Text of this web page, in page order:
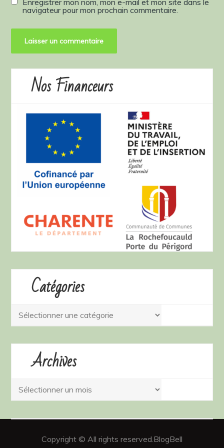
Enregistrer mon nom, mon e-mail et mon site dans le
navigateur pour mon prochain commentaire.
Nos Financeurs
Catégories
Catégories
Archives
Archives
Copyright © All rights reserved.BlogBell